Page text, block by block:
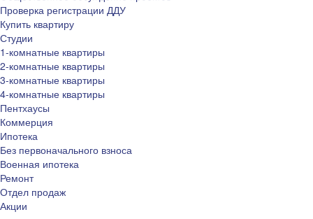
Проверка регистрации ДДУ
Купить квартиру
Студии
1-комнатные квартиры
2-комнатные квартиры
3-комнатные квартиры
4-комнатные квартиры
Пентхаусы
Коммерция
Ипотека
Без первоначального взноса
Военная ипотека
Ремонт
Отдел продаж
Акции